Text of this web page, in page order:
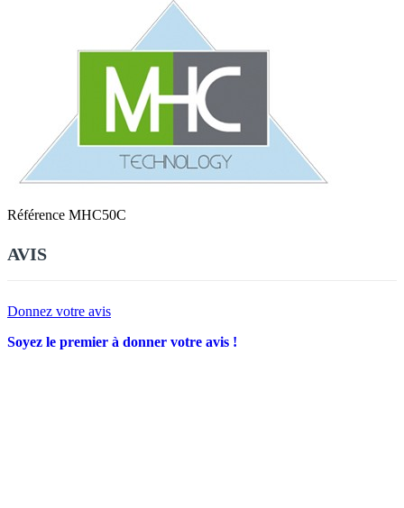
Référence MHC50C
AVIS
Donnez votre avis
Soyez le premier à donner votre avis !